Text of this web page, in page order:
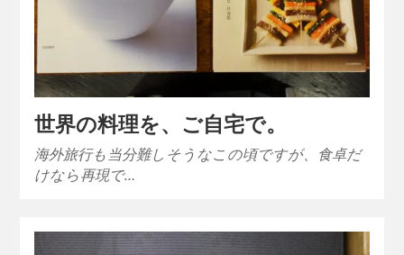
世界の料理を、ご自宅で。
海外旅行も当分難しそうなこの頃ですが、食卓だ
けなら再現で…